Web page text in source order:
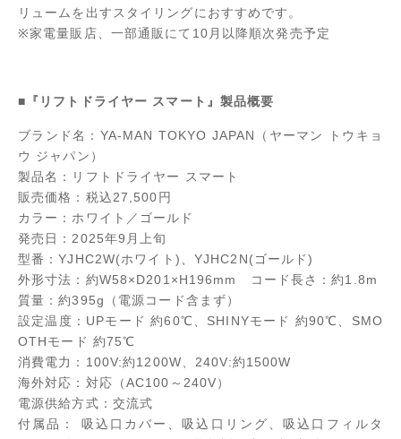
リュームを出すスタイリングにおすすめです。
※家電量販店、一部通販にて10月以降順次発売予定
■『リフトドライヤー スマート』製品概要
ブランド名：YA-MAN TOKYO JAPAN（ヤーマン トウキョ
ウ ジャパン）
製品名：リフトドライヤー スマート
販売価格：税込27,500円
カラー：ホワイト／ゴールド
発売日：2025年9月上旬
型番：YJHC2W(ホワイト)、YJHC2N(ゴールド)
外形寸法：約W58×D201×H196mm コード長さ：約1.8m
質量：約395g（電源コード含まず）
設定温度：UPモード 約60℃、SHINYモード 約90℃、SMO
OTHモード 約75℃
消費電力：100V:約1200W、240V:約1500W
海外対応：対応（AC100～240V）
電源供給方式：交流式
付属品： 吸込口カバー、吸込口リング、吸込口フィルタ